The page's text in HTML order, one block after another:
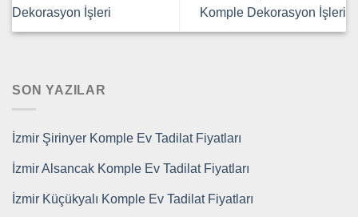
Dekorasyon İşleri
Komple Dekorasyon İşleri
SON YAZILAR
İzmir Şirinyer Komple Ev Tadilat Fiyatları
İzmir Alsancak Komple Ev Tadilat Fiyatları
İzmir Küçükyalı Komple Ev Tadilat Fiyatları